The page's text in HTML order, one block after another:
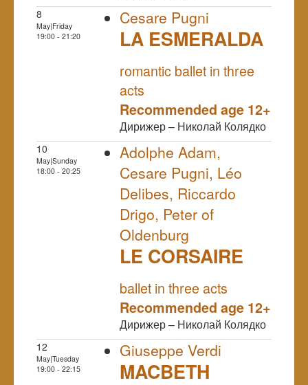
8
May|Friday
19:00 - 21:20
Cesare Pugni
LA ESMERALDA
romantic ballet in three
acts
Recommended age 12+
Дирижер – Николай Колядко
10
May|Sunday
18:00 - 20:25
Adolphe Adam,
Cesare Pugni, Léo
Delibes, Riccardo
Drigo, Peter of
Oldenburg
LE CORSAIRE
ballet in three acts
Recommended age 12+
Дирижер – Николай Колядко
12
May|Tuesday
19:00 - 22:15
Giuseppe Verdi
MACBETH